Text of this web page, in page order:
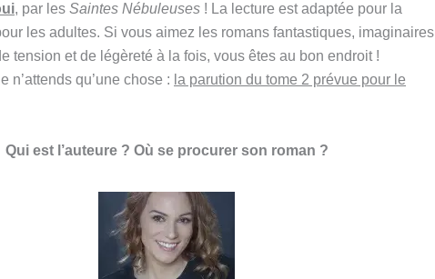
, par les Saintes Nébuleuses ! La lecture est adaptée pour la
les adultes. Si vous aimez les romans fantastiques, imaginaires
tension et de légèreté à la fois, vous êtes au bon endroit !
n’attends qu’une chose : la parution du tome 2 prévue pour le
Qui est l’auteure ? Où se procurer son roman ?